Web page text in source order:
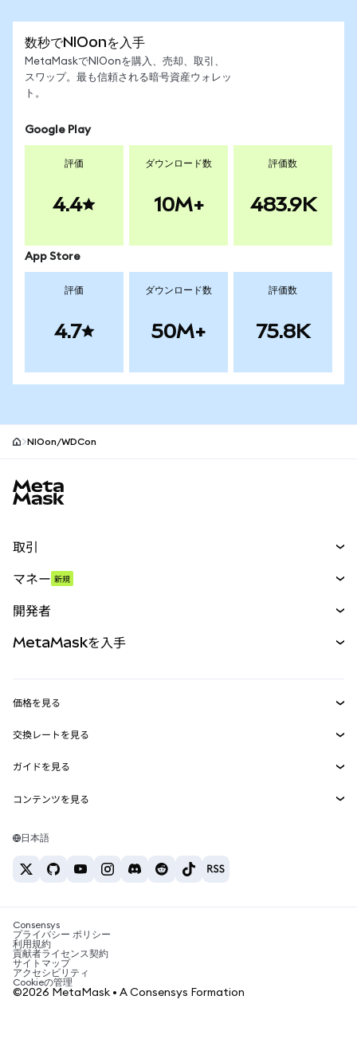
数秒でNIOonを入手
MetaMaskでNIOonを購入、売却、取引、
スワップ。最も信頼される暗号資産ウォレッ
ト。
Google Play
評価
4.4
ダウンロード数
10M+
評価数
483.9K
App Store
評価
4.7
ダウンロード数
50M+
評価数
75.8K
NIOon/WDCon
取引
パーペチュアル
RWA
マネー 新規
開発者
MetaMask Connect
Snaps
Web3サービス
MetaMaskを入手
セキュリティ
サポート
キャリア
お問い合わせ
価格を見る
イーサリアムの価格
Solanaの価格
Tetherの価格
交換レートを見る
ETH→USD
USDT→INR
BTC→INR
ETH→USDT
ガイドを見る
ETHの購入
USDTの購入
SHIBの購入
BNBの購入
コンテンツを見る
Solanaウォレット
税制関連ニュース
暗号資産の購入方法は？
ビットコインを売るには？
日本語
Consensys
プライバシー ポリシー
利用規約
貢献者ライセンス契約
サイトマップ
アクセシビリティ
Cookieの管理
©2026 MetaMask • A Consensys Formation